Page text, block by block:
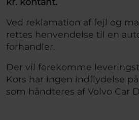
Ved reklamation af fejl og
rettes henvendelse til en
forhandler.
Der vil forekomme
Kors har ingen indflydelse
som håndteres af Volvo Car